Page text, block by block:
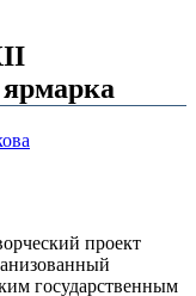
проект
государственным